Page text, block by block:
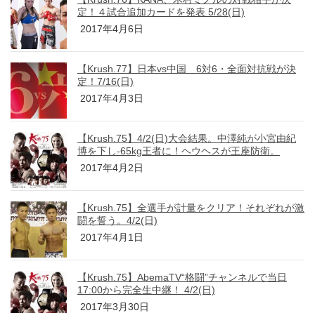
定！４試合追加カードを発表 5/28(日)
2017年4月6日
【Krush.77】日本vs中国 6対6・全面対抗戦が決
定！7/16(日)
2017年4月3日
【Krush.75】4/2(日)大会結果。中澤純が小宮由紀
博を下し-65kg王者に！ヘウヘスが王座防衛。
2017年4月2日
【Krush.75】全選手が計量をクリア！それぞれが激
闘を誓う。4/2(日)
2017年4月1日
【Krush.75】AbemaTV“格闘”チャンネルで当日
17:00から完全生中継！ 4/2(日)
2017年3月30日